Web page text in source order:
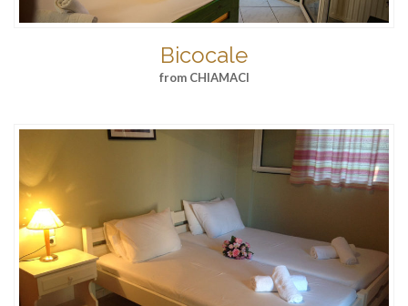
Bicocale
from CHIAMACI